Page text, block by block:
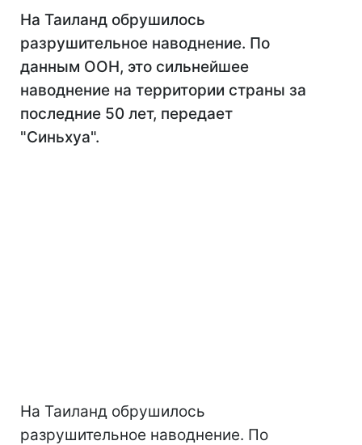
На Таиланд обрушилось
разрушительное наводнение. По
данным ООН, это сильнейшее
наводнение на территории страны за
последние 50 лет, передает
"Синьхуа".
На Таиланд обрушилось
разрушительное наводнение. По